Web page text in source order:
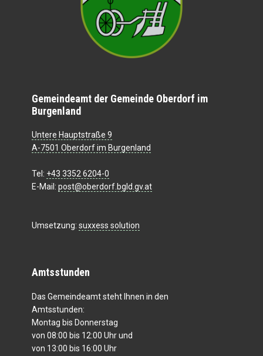
Gemeindeamt der Gemeinde Oberdorf im
Burgenland
Untere Hauptstraße 9
A-7501 Oberdorf im Burgenland
Tel: +43 3352 6204-0
E-Mail: post@oberdorf.bgld.gv.at
Umsetzung: suxxess solution
Amtsstunden
Das Gemeindeamt steht Ihnen in den
Amtsstunden:
Montag bis Donnerstag
von 08:00 bis 12:00 Uhr und
von 13:00 bis 16:00 Uhr